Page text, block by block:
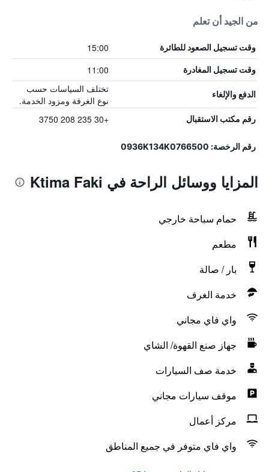
من الجيد أن تعلم
وقت تسجيل الصعود للطائرة 15:00
وقت تسجيل المغادرة 11:00
الدفع والإلغاء
تختلف السياسات حسب
نوع الغرفة ومزود الخدمة.
رقم مكتب الاستقبال +30 235 208 3750
رقم الرخصة: 0936K134K0766500
المزايا ووسائل الراحة في Ktima Faki
حمام سباحة خارجي
مطعم
بار / صالة
خدمة الغرف
واي فاي مجاني
جهاز صنع القهوة/ الشاي
خدمة صف السيارات
موقف سيارات مجاني
مركز أعمال
واي فاي متوفر في جميع المناطق